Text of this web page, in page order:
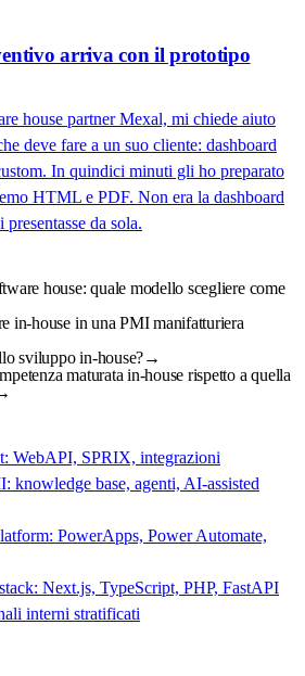
arriva con il prototipo
house partner Mexal, mi chiede aiuto
deve fare a un suo cliente: dashboard
In quindici minuti gli ho preparato
HTML e PDF. Non era la dashboard
da sola.
house: quale modello scegliere come
in-house in una PMI manifatturiera
sviluppo in-house?→
maturata in-house rispetto a quella
WebAPI, SPRIX, integrazioni
knowledge base, agenti, AI-assisted
PowerApps, Power Automate,
Next.js, TypeScript, PHP, FastAPI
interni stratificati